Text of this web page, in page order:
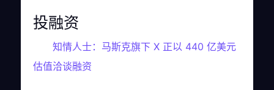
投融资
知情人士：马斯克旗下 X 正以 440 亿美元
估值洽谈融资